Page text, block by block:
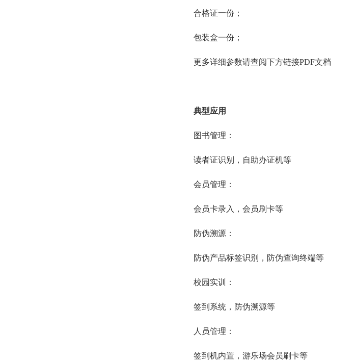
合格证一份；
包装盒一份；
更多详细参数请查阅下方链接PDF文档
典型应用
图书管理：
读者证识别，自助办证机等
会员管理：
会员卡录入，会员刷卡等
防伪溯源：
防伪产品标签识别，防伪查询终端等
校园实训：
签到系统，防伪溯源等
人员管理：
签到机内置，游乐场会员刷卡等